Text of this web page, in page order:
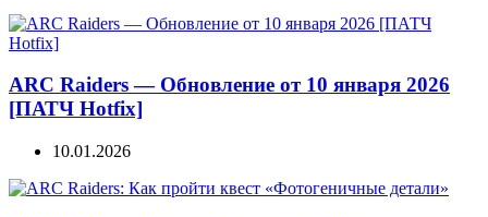
ARC Raiders — Обновление от 10 января 2026
[ПАТЧ Hotfix]
10.01.2026